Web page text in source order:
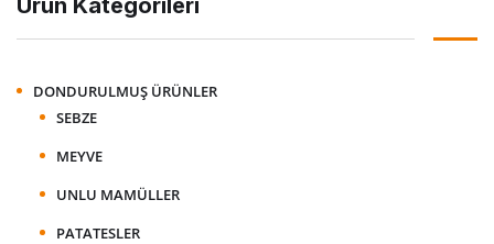
DONDURULMUŞ ÜRÜNLER
SEBZE
MEYVE
UNLU MAMÜLLER
PATATESLER